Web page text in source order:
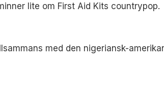
lite om First Aid Kits countrypop.
med den nigeriansk-